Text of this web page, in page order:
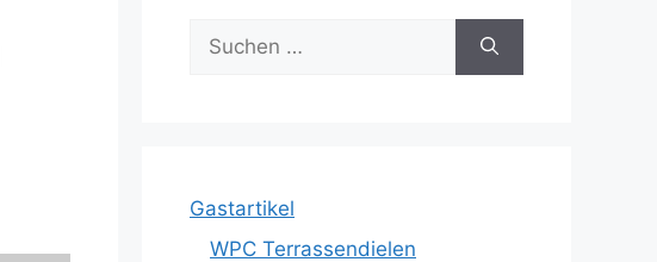
Suche
nach:
Gastartikel
WPC Terrassendielen